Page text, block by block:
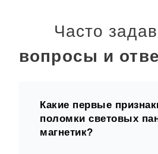
Часто
вопросы и
Какие первые
поломки световых
магнетик?